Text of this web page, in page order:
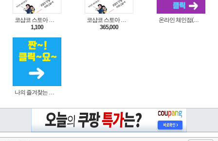
코샵코 스토아 입점 1일 이용권
1,100
코샵코 스토아 입점 1년 이용권
365,000
온라인 체인점(가맹점) 분양순서(필독)